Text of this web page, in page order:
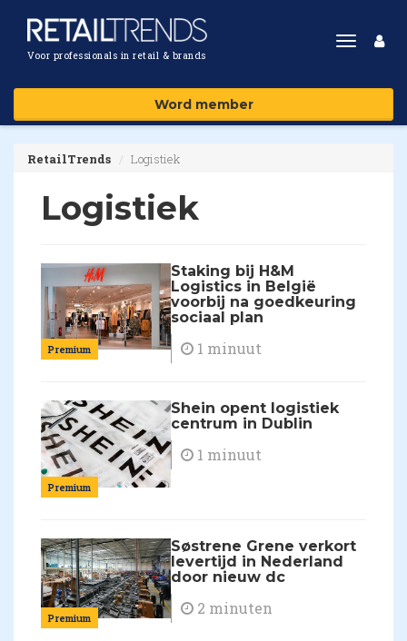
Voor professionals in retail & brands
Toggle
Word member
RetailTrends Logistiek
Logistiek
Premium
Staking bij H&M
Logistics in België
voorbij na goedkeuring
sociaal plan
1 minuut
Premium
Shein opent logistiek
centrum in Dublin
1 minuut
Premium
Søstrene Grene verkort
levertijd in Nederland
door nieuw dc
2 minuten